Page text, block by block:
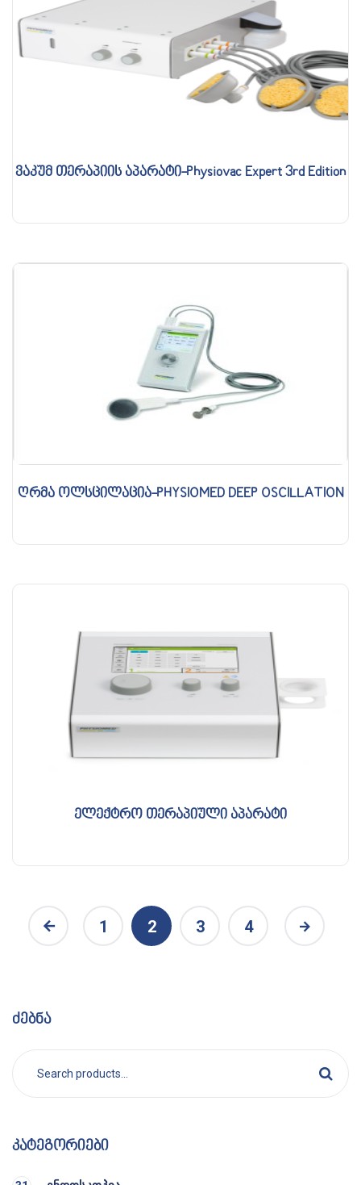
ვაკუმ თერაპიის აპარატი-Physiovac Expert 3rd Edition
ღრმა ოლსცილაცია-PHYSIOMED DEEP OSCILLATION
ელექტრო თერაპიული აპარატი
1 2 3 4
ძებნა
კატეგორიები